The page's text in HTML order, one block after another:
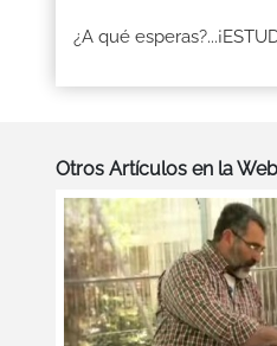
¿A qué
Otros Artículos en la Web